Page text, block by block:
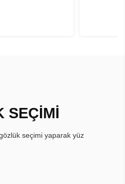
SEÇİMİ
seçimi yaparak yüz